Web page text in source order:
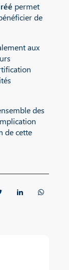
permet
de
aux
des
de cette